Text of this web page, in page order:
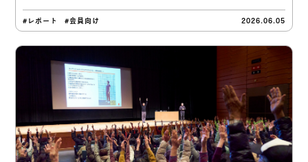
#レポート #会員向け 2026.06.05